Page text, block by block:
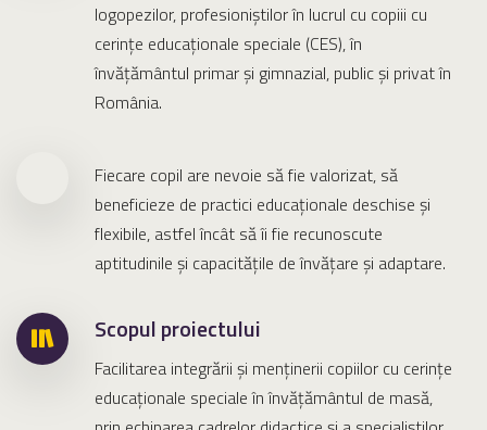
logopezilor, profesioniştilor în lucrul cu copiii cu
cerinţe educaţionale speciale (CES), în
învățământul primar și gimnazial, public și privat în
România.
Fiecare copil are nevoie să fie valorizat, să
beneficieze de practici educaționale deschise și
flexibile, astfel încât să îi fie recunoscute
aptitudinile și capacitățile de învățare și adaptare.
Scopul proiectului
Facilitarea integrării și menținerii copiilor cu cerințe
educaționale speciale în învățământul de masă,